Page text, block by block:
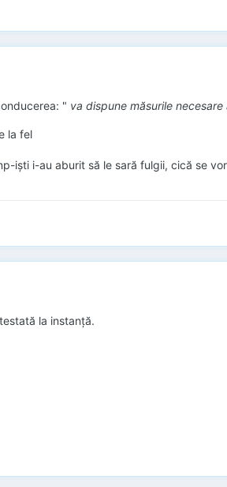
" va dispune măsurile
la fel
işti i-au aburit să le sară fulgii, cică se
la instanță.